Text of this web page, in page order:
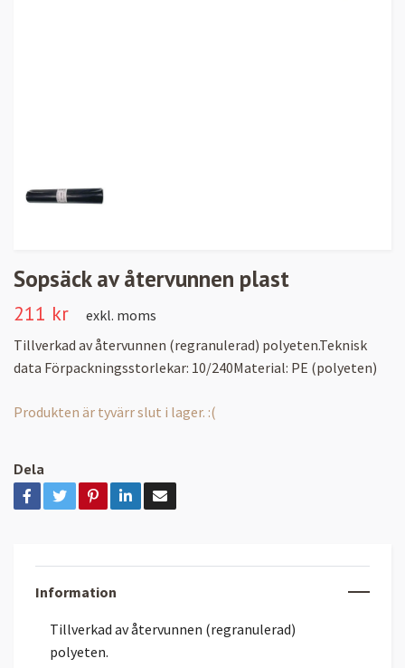
Sopsäck av återvunnen plast
211 kr
exkl. moms
Tillverkad av återvunnen (regranulerad) polyeten.Teknisk
data Förpackningsstorlekar: 10/240Material: PE (polyeten)
Produkten är tyvärr slut i lager. :(
Dela
Information
Tillverkad av återvunnen (regranulerad)
polyeten.